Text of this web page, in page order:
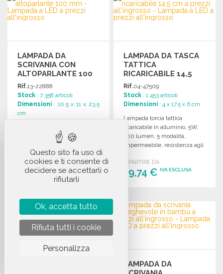
Richiedi un preventivo
LAMPADA DA
SCRIVANIA CON
ALTOPARLANTE 100
MM
Rif.13-22888
Stock : 7 358 articoli
Dimensioni : 10.5 x 11 x 23.5
cm
con altoparlante, 18 LED,
braccio flessibile, Bluetooth,
autonomia di 6 ore, inclusa
confezione regalo.
A PARTIRE DA
IVA ESCLUSA
ORDINARE
LAMPADA DA TASCA
TATTICA
RICARICABILE 14,5
CM A PREZZI
ALL'INGROSSO
Rif.04-47509
Stock : 1 453 articoli
Dimensioni : 4 x 17.5 x 6 cm
Lampada torcia tattica
ricaricabile in alluminio, 5W,
300 lumen, 5 modalità,
impermeabile, resistenza agli
A PARTIRE DA
19,74 €IVA ESCLUSA
Richiedi un preventivo
LAMPADA DA
Questo sito fa uso di
cookies e ti consente di
decidere se accettarli o
rifiutarli
Ok, accetta tutto
Rifiuta tutti i cookie
Personalizza